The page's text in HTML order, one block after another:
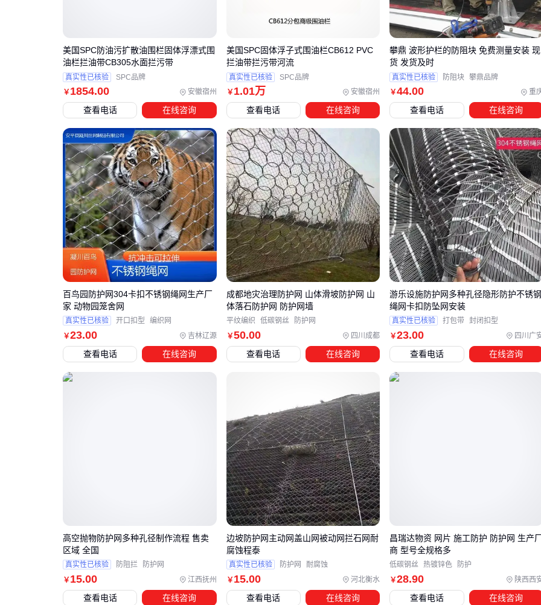
选型时不能仅比较基础参数，还需结合具体环境特点评估材料
的适应性差异。
三、不同应用场景如何匹配最合适的钢防护网？
钢防护网的选型核心在于场景适配性。看似相似的产品，在抗
冲击性、耐腐蚀性和结构强度上的差异，可能直接影响使用效
果和寿命。以下是三种典型场景的选型建议：
户外高风险区域（如机场、监狱）：需优先考虑防攀爬设计
和整体结构强度，
Y型柱防爬网
搭配浸塑工艺的低碳钢丝
兼顾抗冲击与长期防锈
运动场地隔离：侧重柔韧性和可视性，铁丝防护网
中的勾
花网结构能缓冲冲击且不影响视野，镀锌层厚度决定户外耐
久性
工厂车间分隔：加密网孔和加厚边框的焊接网片更适合，既
能阻挡细小零件飞溅，又便于清洁维护
防爬网
与普通钢防护网的关键区别在于防拆卸设计。机场等
场所使用的型号通常采用倾斜网格配合锚固配件，使攀爬时无
法借力。而光伏电站等设备防护场景更注重网孔尺寸与设备散
热需求的平衡，45mm左右孔径既能阻挡人体肢体进入，又不
影响通风。
铁丝防护网在体育场馆的应用验证了材料选择的重要性。相比
动器械撞击产生的变形，长期维护成本反而更低。网孔尺寸建
议控制在50mm×50mm左右，过大会降低防护性，过小则影响
采光和空气流通。
选型完成后，还需要根据安装方式考虑配套立柱和连接件的兼
容性。预埋式立柱适合永久性安装，而法兰盘底座则便于后期
调整位置，这些细节往往被初次采购者忽略。
四、安装钢防护网时，这些配件容易被忽略
选购钢防护网后，许多用户常因忽略配套配件导致安装困难或
稳定性不足。例如，膨胀螺丝的材质和固定方式直接影响防护
网的抗风能力和长期稳固性——混凝土基面需预埋地脚螺栓，
而钢结构则更适合防护网膨胀螺丝 直接固定。
￥ 1854.00 安徽宿州
美国SPC防油污扩散油围栏固体浮漂式围
油栏拦油带CB305水面拦污带
真实性已核验 SPC品牌
查看电话 在线咨询
￥ 1.01万 安徽宿州
美国SPC固体浮子式围油栏CB612 PVC
拦油带拦污带河流
真实性已核验 SPC品牌
查看电话 在线咨询
￥44.00 重
攀鼎 波形护栏的防阻块 免费测量安装 现
货 发货及时
真实性已核验 防阻块 攀鼎品牌
查看电话 在线咨询
￥23.00 吉林辽源
百鸟园防护网304卡扣不锈钢绳网生产厂
家 动物园笼舍网
真实性已核验 开口扣型 编织网
查看电话 在线咨询
￥50.00 四川成都
成都地灾治理防护网 山体滑坡防护网 山
体落石防护网 防护网墙
平纹编织 低碳钢丝 防护网
查看电话 在线咨询
￥23.00 四川广
游乐设施防护网多种孔径隐形防护不锈
绳网卡扣防坠网安装
真实性已核验 打包带 封闭扣型
查看电话 在线咨询
￥15.00 江西抚州
高空抛物防护网多种孔径制作流程 售卖
区域 全国
真实性已核验 防阻拦 防护网
查看电话 在线咨询
￥15.00 河北衡水
边坡防护网主动网盖山网被动网拦石网耐
腐蚀程泰
真实性已核验 防护网 耐腐蚀
查看电话 在线咨询
￥28.90 陕西西
昌瑞达物资 网片 施工防护 防护网 生产
商 型号全规格多
低碳钢丝 热镀锌色 防护
查看电话 在线咨询